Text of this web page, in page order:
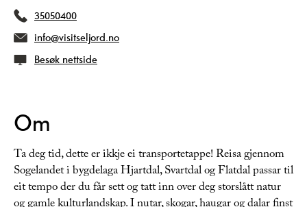
35050400
info@visitseljord.no
Besøk nettside
Om
Ta deg tid, dette er ikkje ei transportetappe! Reisa gjennom
Sogelandet i bygdelaga Hjartdal, Svartdal og Flatdal passar til
eit tempo der du får sett og tatt inn over deg storslått natur